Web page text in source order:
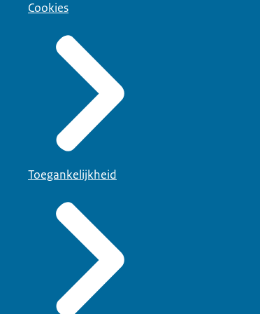
Cookies
Toegankelijkheid